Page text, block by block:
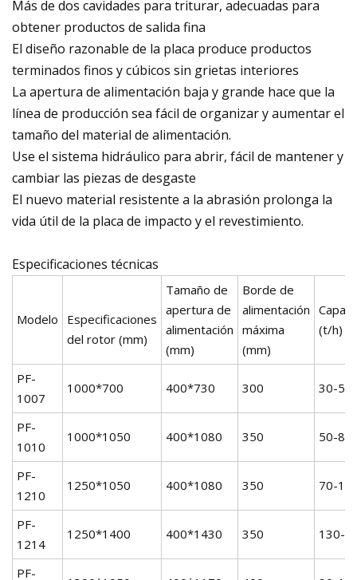
Más de dos cavidades para triturar, adecuadas para
obtener productos de salida fina
El diseño razonable de la placa produce productos
terminados finos y cúbicos sin grietas interiores
La apertura de alimentación baja y grande hace que la
línea de producción sea fácil de organizar y aumentar el
tamaño del material de alimentación.
Use el sistema hidráulico para abrir, fácil de mantener y
cambiar las piezas de desgaste
El nuevo material resistente a la abrasión prolonga la
vida útil de la placa de impacto y el revestimiento.
Especificaciones técnicas
Modelo
Especificaciones
del rotor (mm)
Tamaño de
apertura de
alimentación
(mm)
Borde de
alimentación
máxima
(mm)
(t/h)
PF-
1007
1000*700 400*730 300 30-50
PF-
1010
1000*1050 400*1080 350 50-80
PF-
1210
1250*1050 400*1080 350 70-
PF-
1214
1250*1400 400*1430 350 130-
PF-